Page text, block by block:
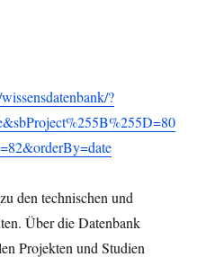
?
den technischen und
Über die Datenbank
Projekten und Studien